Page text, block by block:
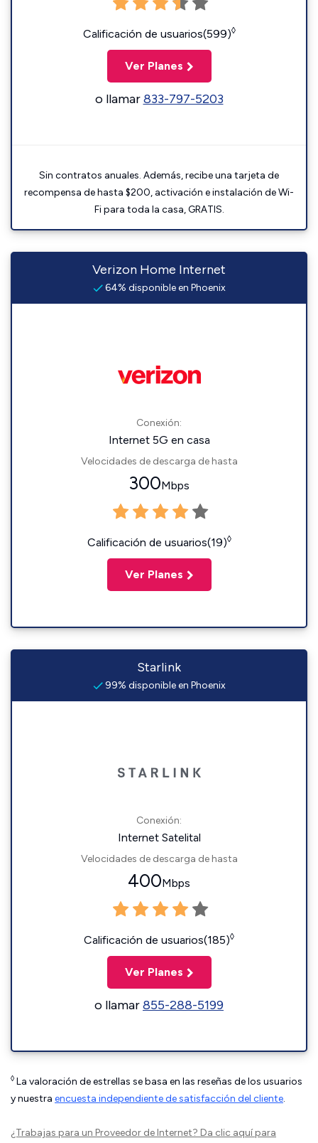
Calificación de usuarios(599)◊
Ver Planes
o llamar833-797-5203
Sin contratos anuales. Además, recibe una tarjeta de
recompensa de hasta $200, activación e instalación de Wi-
Fi para toda la casa, GRATIS.
Verizon Home Internet
64% disponible en Phoenix
Conexión:
Internet 5G en casa
Velocidades de descarga de hasta
300Mbps
Calificación de usuarios(19)◊
Ver Planes
Starlink
99% disponible en Phoenix
Conexión:
Internet Satelital
Velocidades de descarga de hasta
400Mbps
Calificación de usuarios(185)◊
Ver Planes
o llamar855-288-5199
◊ La valoración de estrellas se basa en las reseñas de los usuarios
y nuestra encuesta independiente de satisfacción del cliente.
¿Trabajas para un Proveedor de Internet? Da clic aquípara